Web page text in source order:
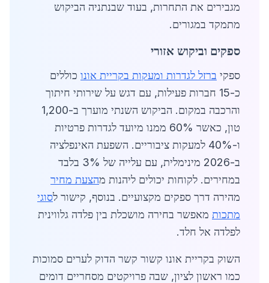
מגבירים את התחרות, בעוד שבנתניה הביקוש
מתמקד במגורים.
ספקים וביקוש אזורי
ספקי ברזל לגדרות ומעקות בקריית אונו כוללים
כ-15 חברות פעילות, עם דגש על שירותי חיתוך
והרכבה במקום. הביקוש השנתי מוערך ב-1,200
טון, כאשר 60% ממנו מיועד לגדרות פרטיות
ו-40% למעקות ציבוריים. השפעת האינפלציה
ב-2026 מינימלית, עם עלייה של 3% בלבד
במחירים. לקוחות יכולים ליהנות מהצעת מחיר
מהירה דרך ספקים מקצועיים. בנוסף, קישור לסוגי
מתכות מאפשר בחירה מושכלת בין פלדה גלווינית
לפלדה אל חלד.
השוק בקריית אונו קשור קשר הדוק לערים סמוכות
כמו ראשון לציון, שבה פרויקטים מסחריים דומים